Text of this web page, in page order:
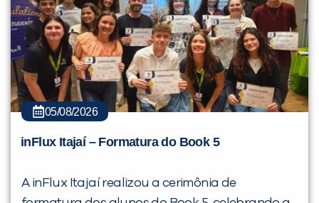
05/08/2026
inFlux Itajaí – Formatura do Book 5
A inFlux Itajaí realizou a cerimônia de